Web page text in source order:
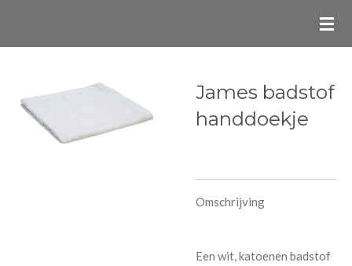
hoofdinhoud
James badstof
handdoekje
Omschrijving
Een wit, katoenen badstof